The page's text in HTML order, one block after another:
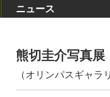
ニュース
熊切圭介写真展
（オリンパスギャラ